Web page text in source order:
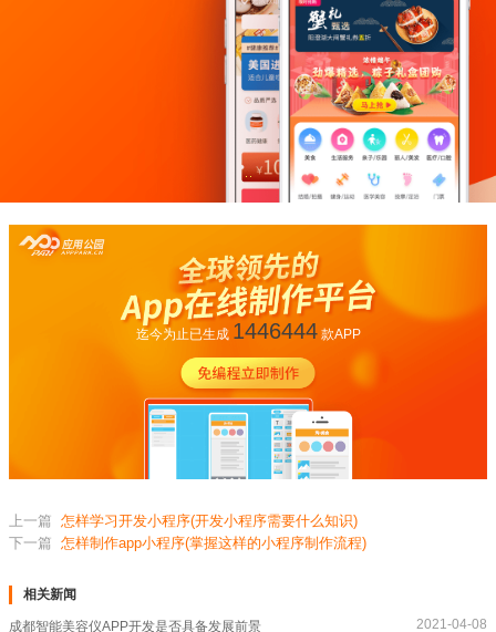
迄今为止已生成 1446444款APP
上一篇 怎样学习开发小程序(开发小程序需要什么知识)
下一篇 怎样制作app小程序(掌握这样的小程序制作流程)
相关新闻
成都智能美容仪APP开发是否具备发展前景 2021-04-08